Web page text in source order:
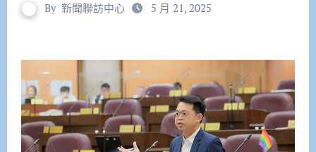
By 新聞聯訪中心 5 月 21, 2025